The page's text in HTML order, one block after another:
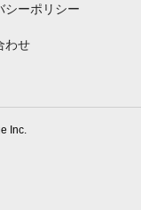
シーポリシー
わせ
Inc.